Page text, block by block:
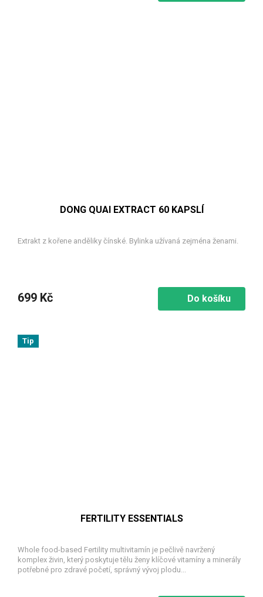
DONG QUAI EXTRACT 60 KAPSLÍ
Extrakt z kořene anděliky čínské. Bylinka užívaná zejména ženami.
699 Kč Do košíku
Tip
FERTILITY ESSENTIALS
Whole food-based Fertility multivitamín je pečlivě navržený
komplex živin, který poskytuje tělu ženy klíčové vitamíny a minerály
potřebné pro zdravé početí, správný vývoj plodu...